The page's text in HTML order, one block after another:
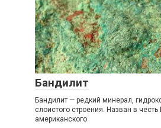
Бандилит
Бандилит — редкий минерал,
слоистого строения. Назван в
американского